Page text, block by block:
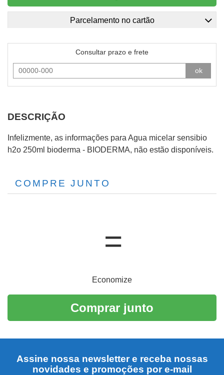
Parcelamento no cartão
Consultar prazo e frete
ok
DESCRIÇÃO
Infelizmente, as informações para Agua micelar sensibio
h2o 250ml bioderma - BIODERMA, não estão disponíveis.
COMPRE JUNTO
Economize
Comprar junto
Assine nossa newsletter e receba nossas
novidades e promoções por e-mail